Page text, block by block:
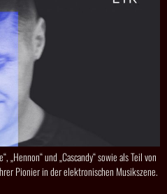
„Hennon“ und „Cascandy“ sowie als Teil von
Pionier in der elektronischen Musikszene.